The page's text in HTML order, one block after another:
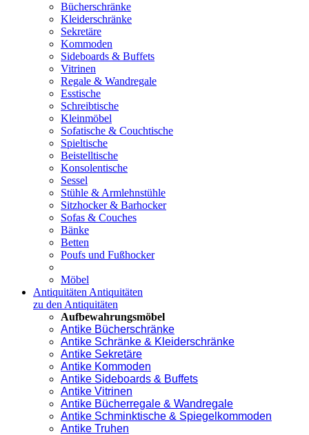
Bücherschränke
Kleiderschränke
Sekretäre
Kommoden
Sideboards & Buffets
Vitrinen
Regale & Wandregale
Esstische
Schreibtische
Kleinmöbel
Sofatische & Couchtische
Spieltische
Beistelltische
Konsolentische
Sessel
Stühle & Armlehnstühle
Sitzhocker & Barhocker
Sofas & Couches
Bänke
Betten
Poufs und Fußhocker
Möbel
Antiquitäten Antiquitäten
zu den Antiquitäten
Aufbewahrungsmöbel
Antike Bücherschränke
Antike Schränke & Kleiderschränke
Antike Sekretäre
Antike Kommoden
Antike Sideboards & Buffets
Antike Vitrinen
Antike Bücherregale & Wandregale
Antike Schminktische & Spiegelkommoden
Antike Truhen